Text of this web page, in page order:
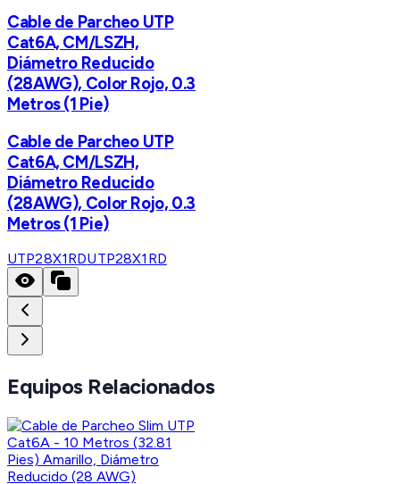
Cable de Parcheo UTP
Cat6A, CM/LSZH,
Diámetro Reducido
(28AWG), Color Rojo, 0.3
Metros (1 Pie)
Cable de Parcheo UTP
Cat6A, CM/LSZH,
Diámetro Reducido
(28AWG), Color Rojo, 0.3
Metros (1 Pie)
UTP28X1RDUTP28X1RD
Equipos Relacionados